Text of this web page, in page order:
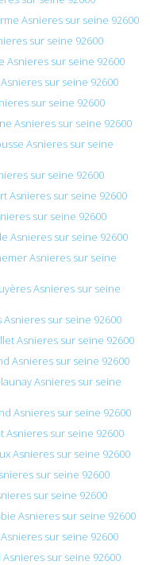
Asnieres sur seine 92600
sur seine 92600
Asnieres sur seine 92600
sur seine 92600
sur seine 92600
Asnieres sur seine 92600
Asnieres sur seine
sur seine 92600
Asnieres sur seine 92600
sur seine 92600
Asnieres sur seine 92600
Asnieres sur seine
Asnieres sur seine
sur seine 92600
Asnieres sur seine 92600
Asnieres sur seine 92600
Asnieres sur seine
Asnieres sur seine 92600
Asnieres sur seine 92600
Asnieres sur seine 92600
sur seine 92600
sur seine 92600
Asnieres sur seine 92600
sur seine 92600
sur seine 92600